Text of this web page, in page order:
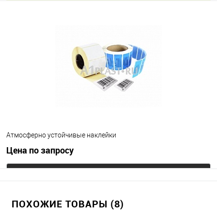
Атмосферно устойчивые наклейки
Цена по запросу
В избранное
ПОХОЖИЕ ТОВАРЫ (8)